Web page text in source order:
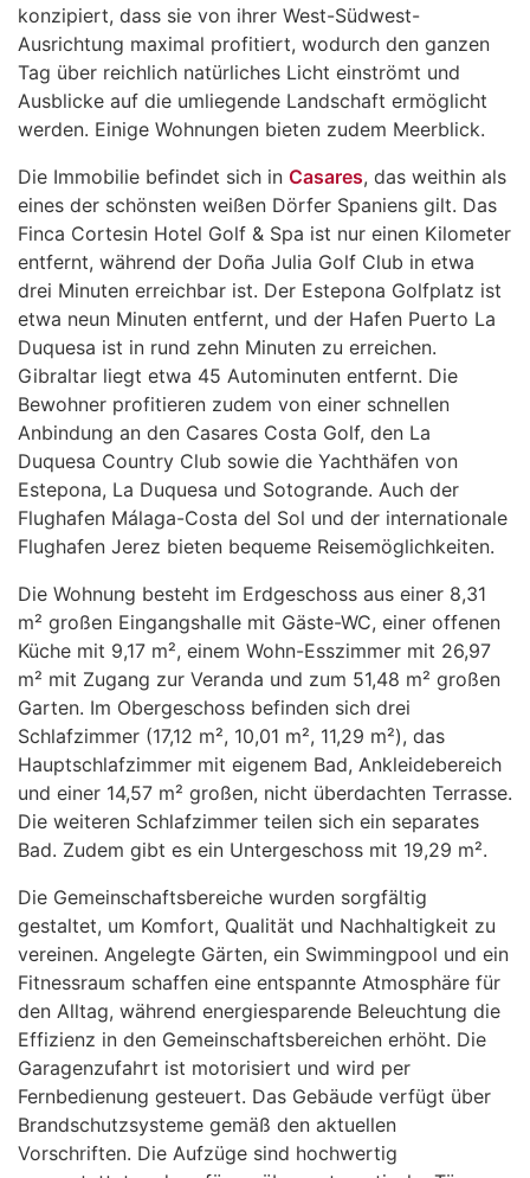
konzipiert, dass sie von ihrer West-Südwest-
Ausrichtung maximal profitiert, wodurch den ganzen
Tag über reichlich natürliches Licht einströmt und
Ausblicke auf die umliegende Landschaft ermöglicht
werden. Einige Wohnungen bieten zudem Meerblick.
Die Immobilie befindet sich in Casares, das weithin als
eines der schönsten weißen Dörfer Spaniens gilt. Das
Finca Cortesin Hotel Golf & Spa ist nur einen Kilometer
entfernt, während der Doña Julia Golf Club in etwa
drei Minuten erreichbar ist. Der Estepona Golfplatz ist
etwa neun Minuten entfernt, und der Hafen Puerto La
Duquesa ist in rund zehn Minuten zu erreichen.
Gibraltar liegt etwa 45 Autominuten entfernt. Die
Bewohner profitieren zudem von einer schnellen
Anbindung an den Casares Costa Golf, den La
Duquesa Country Club sowie die Yachthäfen von
Estepona, La Duquesa und Sotogrande. Auch der
Flughafen Málaga-Costa del Sol und der internationale
Flughafen Jerez bieten bequeme Reisemöglichkeiten.
Die Wohnung besteht im Erdgeschoss aus einer 8,31
m² großen Eingangshalle mit Gäste-WC, einer offenen
Küche mit 9,17 m², einem Wohn-Esszimmer mit 26,97
m² mit Zugang zur Veranda und zum 51,48 m² großen
Garten. Im Obergeschoss befinden sich drei
Schlafzimmer (17,12 m², 10,01 m², 11,29 m²), das
Hauptschlafzimmer mit eigenem Bad, Ankleidebereich
und einer 14,57 m² großen, nicht überdachten Terrasse.
Die weiteren Schlafzimmer teilen sich ein separates
Bad. Zudem gibt es ein Untergeschoss mit 19,29 m².
Die Gemeinschaftsbereiche wurden sorgfältig
gestaltet, um Komfort, Qualität und Nachhaltigkeit zu
vereinen. Angelegte Gärten, ein Swimmingpool und ein
Fitnessraum schaffen eine entspannte Atmosphäre für
den Alltag, während energiesparende Beleuchtung die
Effizienz in den Gemeinschaftsbereichen erhöht. Die
Garagenzufahrt ist motorisiert und wird per
Fernbedienung gesteuert. Das Gebäude verfügt über
Brandschutzsysteme gemäß den aktuellen
Vorschriften. Die Aufzüge sind hochwertig